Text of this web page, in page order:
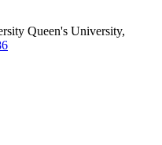
Queen's University,